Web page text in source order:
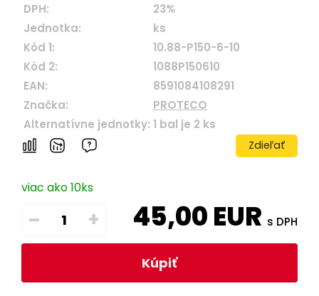
DPH:
23%
Jednotka:
ks
Kód 1:
10.88-P150-6-10
Kód 2:
1088P150610
EAN:
8591084108291
Značka:
PROTECO
Alternatívne jednotky: 1 bal je 2 ks
Zdieľať
viac ako 10ks
– + 45,00EUR s DPH
Kúpiť